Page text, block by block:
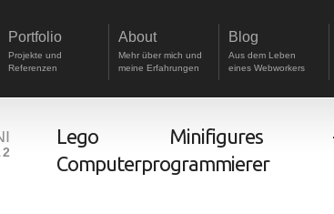
Portfolio
Projekte und
Referenzen
About
Mehr über mich und
meine Erfahrungen
Blog
Aus dem Leben
eines Webworkers
Lego
Computerprogrammierer